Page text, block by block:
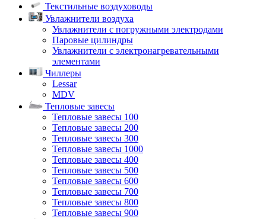
Текстильные воздуховоды
Увлажнители воздуха
Увлажнители с погружными электродами
Паровые цилиндры
Увлажнители с электронагревательными
элементами
Чиллеры
Lessar
MDV
Тепловые завесы
Тепловые завесы 100
Тепловые завесы 200
Тепловые завесы 300
Тепловые завесы 1000
Тепловые завесы 400
Тепловые завесы 500
Тепловые завесы 600
Тепловые завесы 700
Тепловые завесы 800
Тепловые завесы 900